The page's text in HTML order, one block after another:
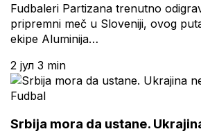
Fudbaleri Partizana trenutno
pripremni meč u Sloveniji, ovog
ekipe Aluminija…
2 јул 3 min
Fudbal
Srbija mora da ustane.